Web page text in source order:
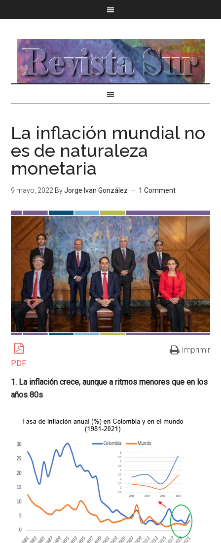
La inflación mundial no
es de naturaleza
monetaria
9 mayo, 2022 ByJorge Ivan González 1 Comment
PDF
Imprimir
1. La inflación crece, aunque a ritmos menores que en los
años 80s